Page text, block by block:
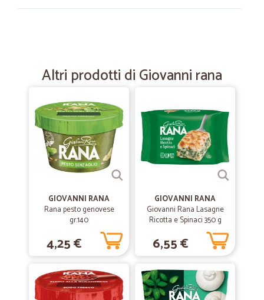
Velocità, semplicità nell'ordine,cortesia
—Beata anna P.
Bravissimi
Bravi, onesti, affidabili. Spedizione chiara.
10/01/2025
Aura C.
Tutto arrivato in perfette condizioni
26/05/2024
Concetta M.
Servizio eccellente,spedizione rapida e…
Servizio eccellente,spedizione rapida e precisa.
Altri prodotti di Giovanni rana
GIOVANNI RANA
Rana pesto genovese
gr.140
4,25 €
GIOVANNI RANA
Giovanni Rana Lasagne
Ricotta e Spinaci 350 g
6,55 €